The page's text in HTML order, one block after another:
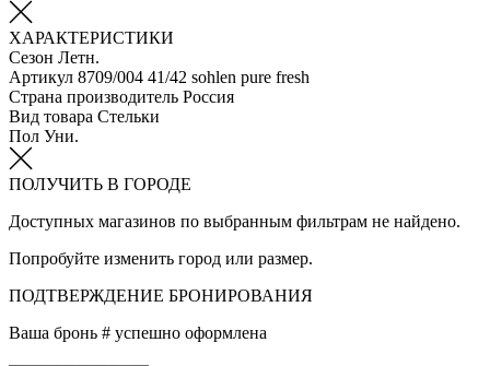
ХАРАКТЕРИСТИКИ
Сезон Летн.
Артикул 8709/004 41/42 sohlen pure fresh
Страна производитель Россия
Вид товара Стельки
Пол Уни.
ПОЛУЧИТЬ В ГОРОДЕ
Доступных магазинов по выбранным фильтрам не найдено.
Попробуйте изменить город или размер.
ПОДТВЕРЖДЕНИЕ БРОНИРОВАНИЯ
Ваша бронь # успешно оформлена